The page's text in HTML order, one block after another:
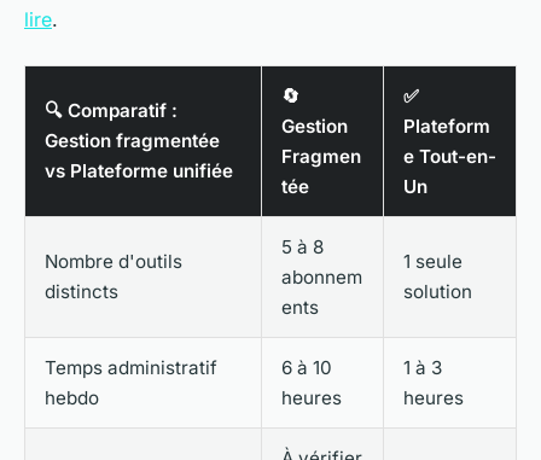
lire.
🔍 Comparatif :
Gestion fragmentée
vs Plateforme unifiée
🔄
Gestion
Fragmen
tée
✅
Plateform
e Tout-en-
Un
Nombre d'outils
distincts
5 à 8
abonnem
ents
1 seule
solution
Temps administratif
hebdo
6 à 10
heures
1 à 3
heures